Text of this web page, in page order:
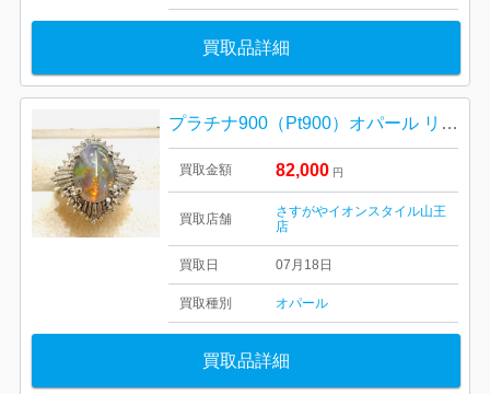
買取品詳細
プラチナ900（Pt900）オパール リング
買取金額 82,000 円
買取店舗
さすがやイオンスタイル山王
店
買取日 07月18日
買取種別 オパール
買取品詳細